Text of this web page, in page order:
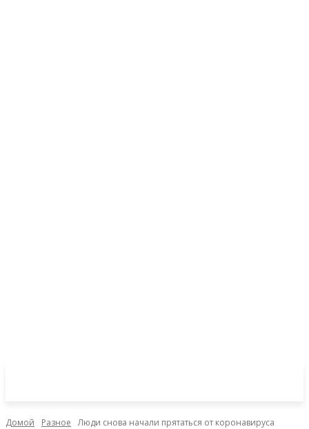
Домой Разное Люди снова начали прятаться от коронавируса